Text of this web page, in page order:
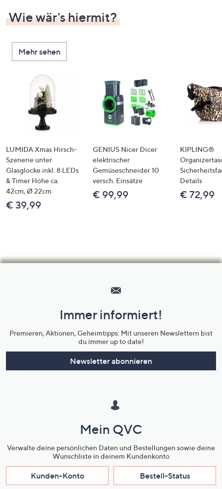
Wie wär's hiermit?
Mehr sehen
LUMIDA Xmas Hirsch-
Szenerie unter
Glasglocke inkl. 8 LEDs
& Timer Höhe ca.
42cm, Ø 22cm
€ 39,99
GENIUS Nicer Dicer
elektrischer
Gemüseschneider 10
versch. Einsätze
€ 99,99
KIPLING®
Details
€ 72,99
Unternehmensinformationen
Immer informiert!
Premieren, Aktionen, Geheimtipps: Mit unseren Newslettern bist
du immer up to date!
Newsletter abonnieren
Mein QVC
Verwalte deine persönlichen Daten und Bestellungen sowie deine
Wunschliste in deinem Kundenkonto
Kunden-Konto Bestell-Status